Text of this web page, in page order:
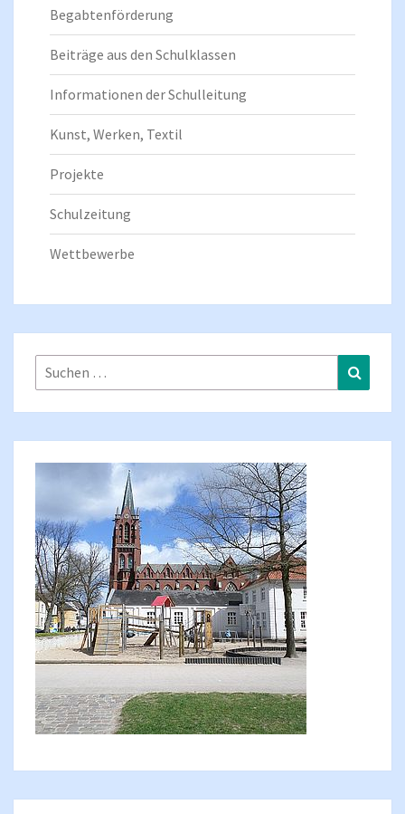
Begabtenförderung
Beiträge aus den Schulklassen
Informationen der Schulleitung
Kunst, Werken, Textil
Projekte
Schulzeitung
Wettbewerbe
Suchen
nach: